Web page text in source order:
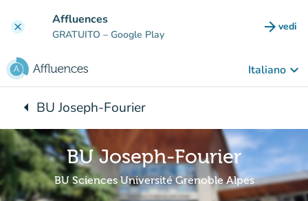
clear Affluences
GRATUITO – Google Play arrow_forward vedi
Italiano keyboard_arrow_down
arrow_leftTorna a:
BU Joseph-Fourier
BU Joseph-Fourier
BU Sciences Université Grenoble Alpes